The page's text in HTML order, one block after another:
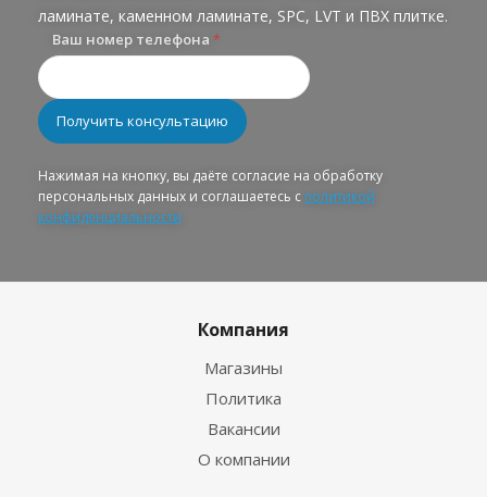
ламинате, каменном ламинате, SPC, LVT и ПВХ плитке.
Ваш номер телефона *
Нажимая на кнопку, вы даёте согласие на обработку
персональных данных и соглашаетесь с политикой
конфиденциальности
Компания
Магазины
Политика
Вакансии
О компании